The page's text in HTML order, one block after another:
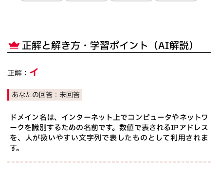
正解と解き方・学習ポイント（AI解説）
正解： イ
あなたの回答： 未回答
ドメイン名は、インターネット上でコンピュータやネットワ
ークを識別するための名前です。数値で表されるIPアドレス
を、人が扱いやすい文字列で表したものとして利用されま
す。